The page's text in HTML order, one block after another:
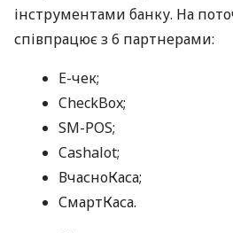
інструментами банку. На
співпрацює з 6 партнерами:
E-чек;
CheckBox;
SM-POS;
Cashalot;
ВчасноКаса;
СмартКаса.